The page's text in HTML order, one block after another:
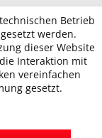
Betrieb
werden.
dieser Website
Interaktion mit
vereinfachen
gesetzt.